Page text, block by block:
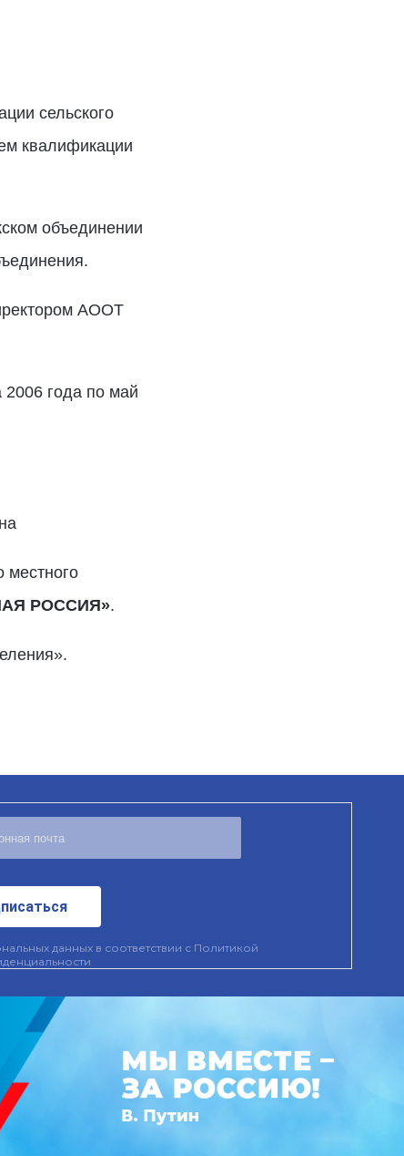
сельского
квалификации
объединении
АООТ
2006 года по май
местного
РОССИЯ».
данных в соответствии с Политикой